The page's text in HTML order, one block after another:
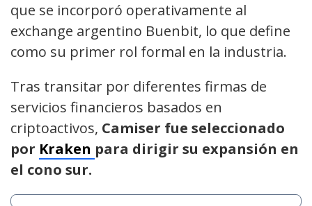
que se incorporó operativamente al
exchange argentino Buenbit, lo que define
como su primer rol formal en la industria.
Tras transitar por diferentes firmas de
servicios financieros basados en
criptoactivos, Camiser fue seleccionado
por Kraken para dirigir su expansión en
el cono sur.